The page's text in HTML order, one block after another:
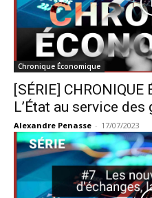
Chronique Économique
[SÉRIE] CHRONIQUE
L’État au service
Alexandre Penasse - 17/07/2023